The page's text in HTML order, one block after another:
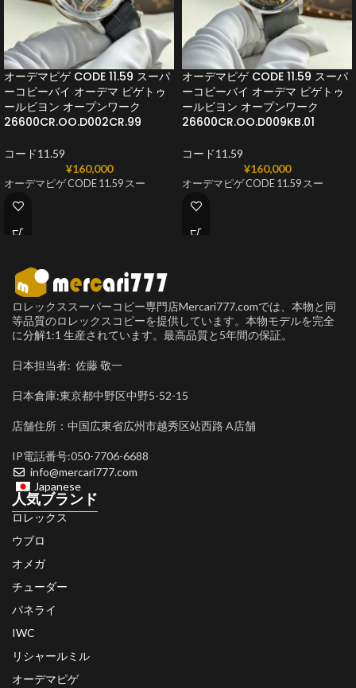
オーデマピゲ CODE 11.59 スーパ
ーコピーバイ オーデマ ピゲトゥ
ールビヨン オープンワーク
26600CR.OO.D002CR.99
コード11.59
¥160,000
オーデマピゲ CODE 11.59 スー
オーデマピゲ CODE 11.59 スーパ
ーコピーバイ オーデマ ピゲトゥ
ールビヨン オープンワーク
26600CR.OO.D009KB.01
コード11.59
¥160,000
オーデマピゲ CODE 11.59 スー
ロレックススーパーコピー専門店Mercari777.comでは、本物と同
等品質のロレックスコピーを提供しています。本物モデルを完全
に分解1:1 生産されています。最高品質と5年間の保証。
日本担当者: 佐藤 敬一
日本倉庫:東京都中野区中野5-52-15
店舗住所：中国広東省広州市越秀区站西路 A店舗
IP電話番号:050-7706-6688
info@mercari777.com
Japanese
人気ブランド
ロレックス
ウブロ
オメガ
チューダー
パネライ
IWC
リシャールミル
オーデマピゲ